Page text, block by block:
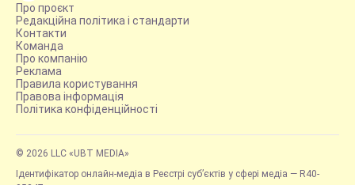
Про проєкт
Редакційна політика і стандарти
Контакти
Команда
Про компанію
Реклама
Правила користування
Правова інформація
Політика конфіденційності
© 2026 LLC «UBT MEDIA»
Ідентифікатор онлайн-медіа в Реєстрі суб’єктів у сфері медіа — R40-